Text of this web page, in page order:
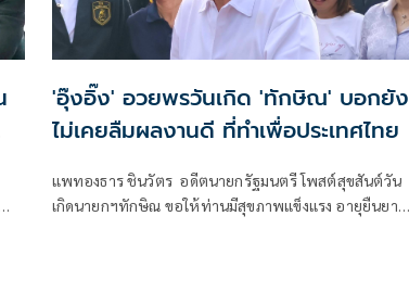
'อุ๊งอิ๊ง' อวยพรวันเกิด 'ทักษิณ' บอกยัง
ไม่เคยลืมผลงานดี ที่ทำเพื่อประเทศไทย
แพทองธาร ชินวัตร อดีตนายกรัฐมนตรี โพสต์สุขสันต์วัน
เกิดนายกฯทักษิณ ขอให้ท่านมีสุขภาพแข็งแรง อายุยืนยาว